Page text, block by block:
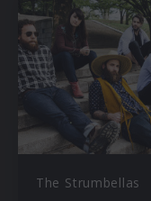
The Strumbellas